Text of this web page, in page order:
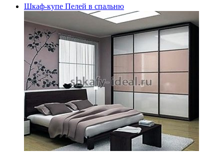
Шкаф-купе Пелей в спальню